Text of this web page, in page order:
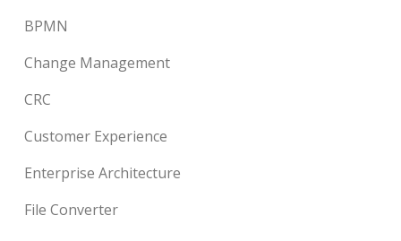
BPMN
Change Management
CRC
Customer Experience
Enterprise Architecture
File Converter